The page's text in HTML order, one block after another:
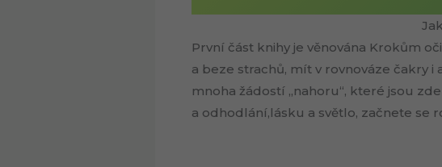
První část knihy je věnována Krokům
a beze strachů, mít v rovnováze čakry
mnoha žádostí „nahoru“, které jsou
a odhodlání,lásku a světlo, začnete se